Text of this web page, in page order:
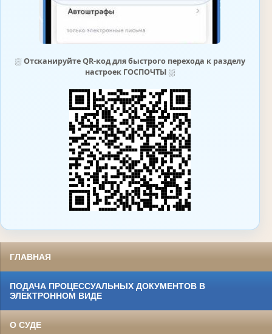
⛆ Отсканируйте QR-код для быстрого перехода к разделу
настроек ГОСПОЧТЫ⛆
ГЛАВНАЯ
ПОДАЧА ПРОЦЕССУАЛЬНЫХ ДОКУМЕНТОВ В
ЭЛЕКТРОННОМ ВИДЕ
О СУДЕ